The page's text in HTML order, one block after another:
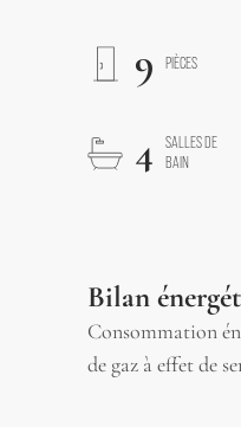
9
PIÈCES
4
SALLES DE
BAIN
Bilan
Consommation
de gaz à effet de